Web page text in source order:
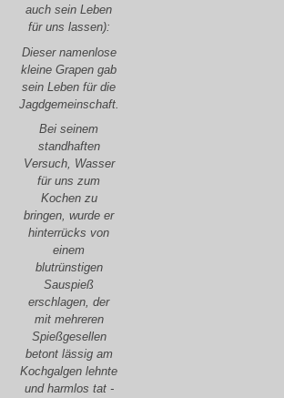
auch sein Leben
für uns lassen):
Dieser namenlose
kleine Grapen gab
sein Leben für die
Jagdgemeinschaft.
Bei seinem
standhaften
Versuch, Wasser
für uns zum
Kochen zu
bringen, wurde er
hinterrücks von
einem
blutrünstigen
Sauspieß
erschlagen, der
mit mehreren
Spießgesellen
betont lässig am
Kochgalgen lehnte
und harmlos tat -